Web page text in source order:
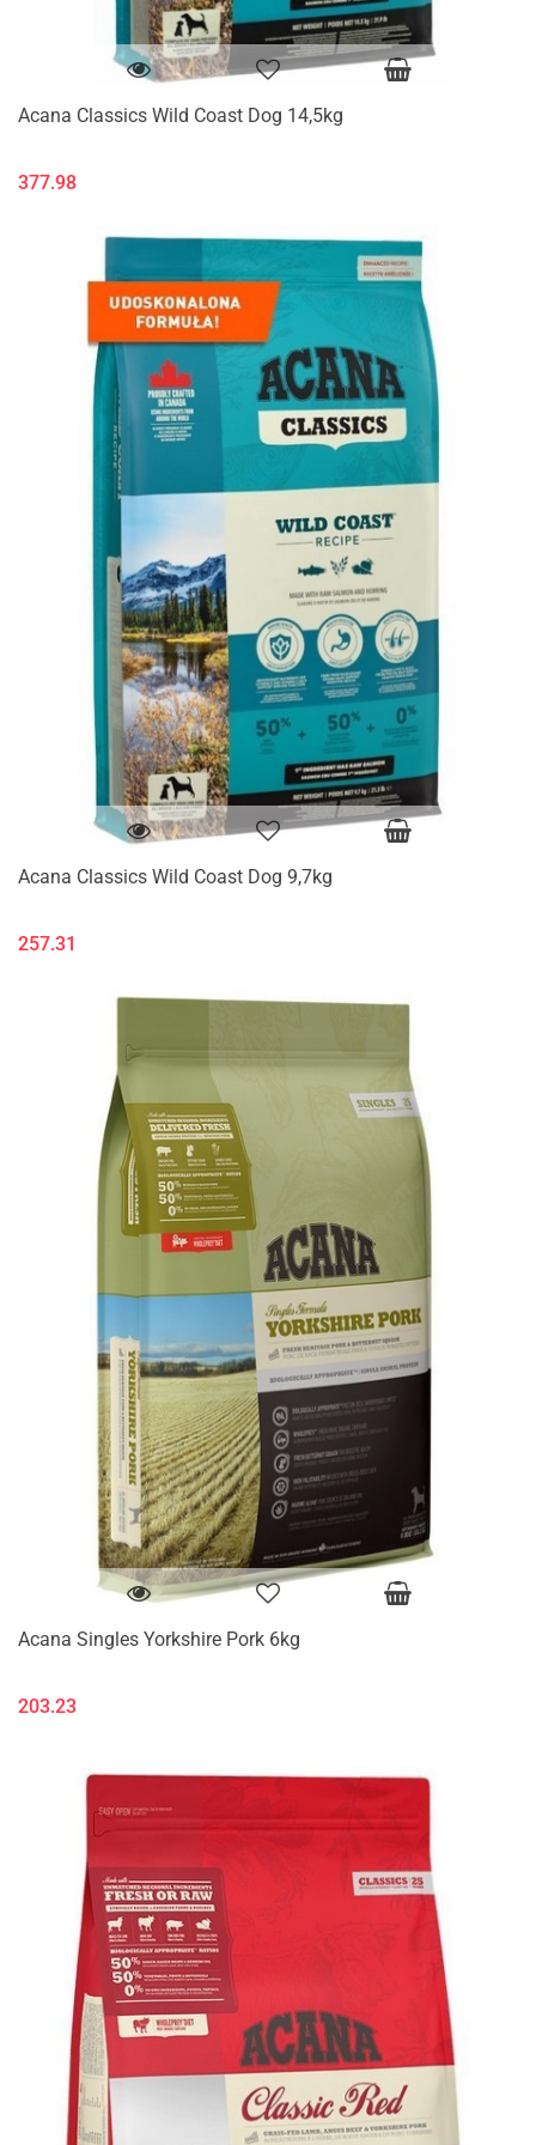
Acana Classics Wild Coast Dog 14,5kg
377.98
Acana Classics Wild Coast Dog 9,7kg
257.31
Acana Singles Yorkshire Pork 6kg
203.23